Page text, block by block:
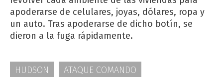
apoderarse de celulares, joyas, dólares, ropa y
un auto. Tras apoderarse de dicho botín, se
dieron a la fuga rápidamente.
HUDSON
ATAQUE COMANDO